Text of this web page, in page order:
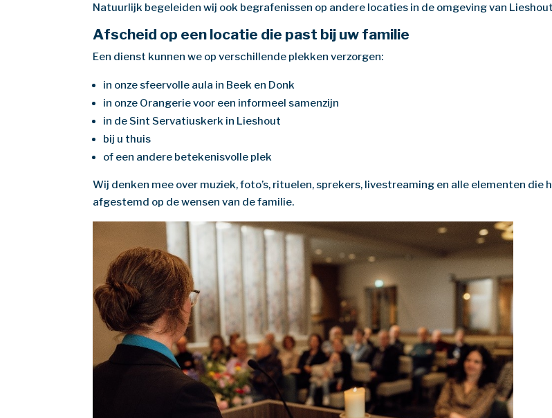
Natuurlijk begeleiden wij ook begrafenissen op andere locaties in de omgeving van
Afscheid op een locatie die past bij uw familie
Een dienst kunnen we op verschillende plekken verzorgen:
in onze sfeervolle aula in Beek en Donk
in onze Orangerie voor een informeel samenzijn
in de Sint Servatiuskerk in Lieshout
bij u thuis
of een andere betekenisvolle plek
Wij denken mee over muziek, foto’s, rituelen, sprekers, livestreaming en alle elementen
afgestemd op de wensen van de familie.